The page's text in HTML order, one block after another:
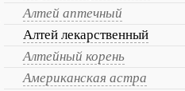
Алтей аптечный
Алтей лекарственный
Алтейный корень
Американская астра